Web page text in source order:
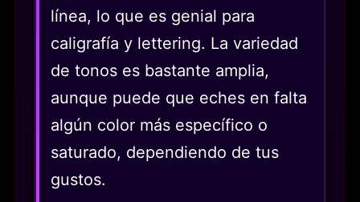
línea, lo que es genial para
caligrafía y lettering. La variedad
de tonos es bastante amplia,
aunque puede que eches en falta
algún color más específico o
saturado, dependiendo de tus
gustos.